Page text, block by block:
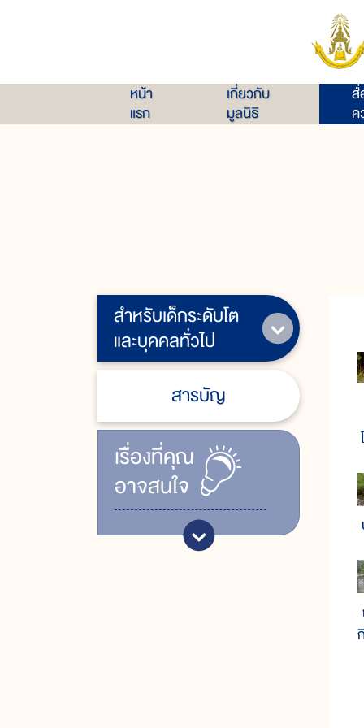
หน้า
แรก
เกี่ยวกับ
มูลนิธิ
สื่
ค
สำหรับเด็กระดับโต
และบุคคลทั่วไป
สารบัญ
เรื่ิองที่คุณ
อาจสนใจ